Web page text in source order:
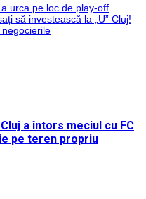
urca pe loc de play-off
să investească la „U” Cluj!
a întors meciul cu FC
pe teren propriu